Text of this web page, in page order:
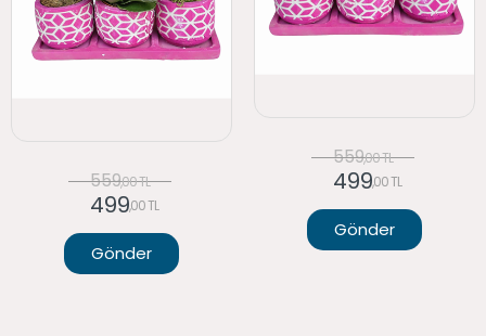
559,00 TL
499,00 TL
Gönder
559,00 TL
499,00 TL
Gönder